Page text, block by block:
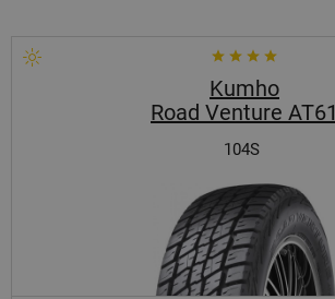
Kumho
Road Venture AT61
104S